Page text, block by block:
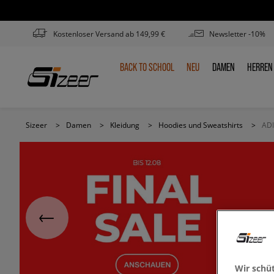
Kostenloser Versand ab 149,99 € Newsletter -10%
BACK
BACK TO SCHOOL NEU
NEU DAMEN
DAMEN HERREN
HERREN
Sizeer > Damen > Kleidung > Hoodies und Sweatshirts >
Wir